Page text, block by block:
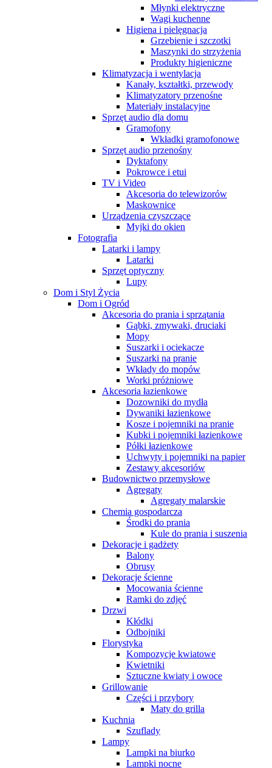
Młynki elektryczne
Wagi kuchenne
Higiena i pielęgnacja
Grzebienie i szczotki
Maszynki do strzyżenia
Produkty higieniczne
Klimatyzacja i wentylacja
Kanały, kształtki, przewody
Klimatyzatory przenośne
Materiały instalacyjne
Sprzęt audio dla domu
Gramofony
Wkładki gramofonowe
Sprzęt audio przenośny
Dyktafony
Pokrowce i etui
TV i Video
Akcesoria do telewizorów
Maskownice
Urządzenia czyszczące
Myjki do okien
Fotografia
Latarki i lampy
Latarki
Sprzęt optyczny
Lupy
Dom i Styl Życia
Dom i Ogród
Akcesoria do prania i sprzątania
Gąbki, zmywaki, druciaki
Mopy
Suszarki i ociekacze
Suszarki na pranie
Wkłady do mopów
Worki próżniowe
Akcesoria łazienkowe
Dozowniki do mydła
Dywaniki łazienkowe
Kosze i pojemniki na pranie
Kubki i pojemniki łazienkowe
Półki łazienkowe
Uchwyty i pojemniki na papier
Zestawy akcesoriów
Budownictwo przemysłowe
Agregaty
Agregaty malarskie
Chemia gospodarcza
Środki do prania
Kule do prania i suszenia
Dekoracje i gadżety
Balony
Obrusy
Dekoracje ścienne
Mocowania ścienne
Ramki do zdjęć
Drzwi
Kłódki
Odbojniki
Florystyka
Kompozycje kwiatowe
Kwietniki
Sztuczne kwiaty i owoce
Grillowanie
Części i przybory
Maty do grilla
Kuchnia
Szuflady
Lampy
Lampki na biurko
Lampki nocne